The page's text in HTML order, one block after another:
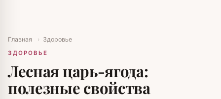
Главная › Здоровье
ЗДОРОВЬЕ
Лесная царь-ягода:
полезные свойства